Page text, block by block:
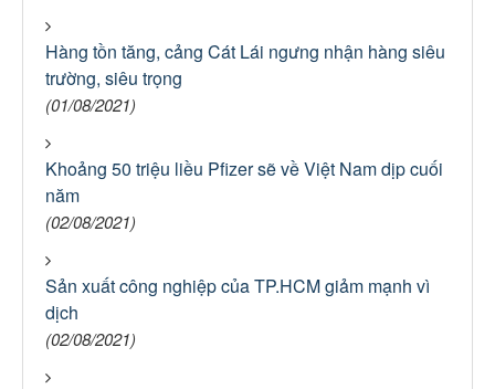
Hàng tồn tăng, cảng Cát Lái ngưng nhận hàng siêu
trường, siêu trọng
(01/08/2021)
Khoảng 50 triệu liều Pfizer sẽ về Việt Nam dịp cuối
năm
(02/08/2021)
Sản xuất công nghiệp của TP.HCM giảm mạnh vì
dịch
(02/08/2021)